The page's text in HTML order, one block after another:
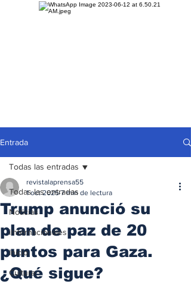
Entrada
Todas las entradas
Noticias
iInternacionales
Inicio
Cultura
Todas las entradas
Trump anunció su
plan de paz de 20
puntos para Gaza.
¿Qué sigue?
revistalaprensa55
1 oct 2025 7 min de lectura